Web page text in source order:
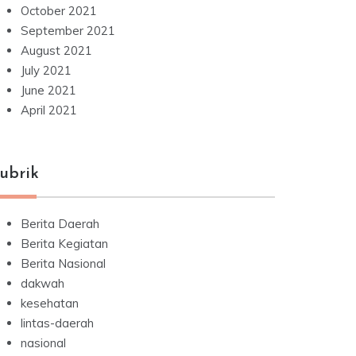
October 2021
September 2021
August 2021
July 2021
June 2021
April 2021
Berita Daerah
Berita Kegiatan
Berita Nasional
dakwah
kesehatan
lintas-daerah
nasional